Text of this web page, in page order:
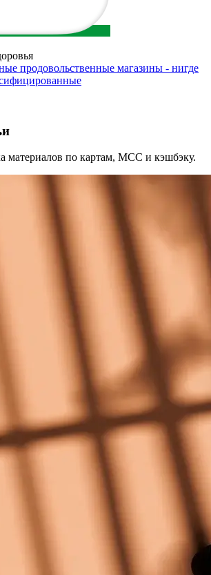
продовольственные магазины - нигде
материалов по картам, MCC и кэшбэку.